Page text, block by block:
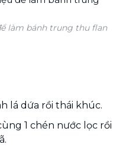
làm bánh trung thu flan
lá dứa rồi thái khúc.
1 chén nước lọc rồi